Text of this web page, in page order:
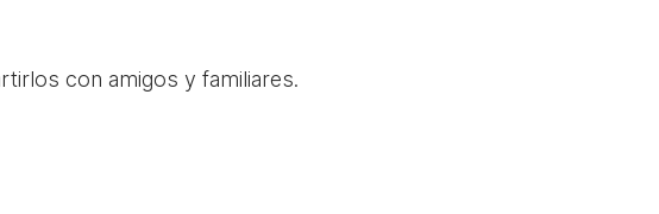
con amigos y familiares.